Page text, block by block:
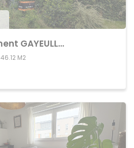
Achat Appartement GAYEULLES
46.12 M2